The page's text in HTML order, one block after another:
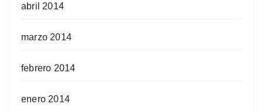
abril 2014
marzo 2014
febrero 2014
enero 2014